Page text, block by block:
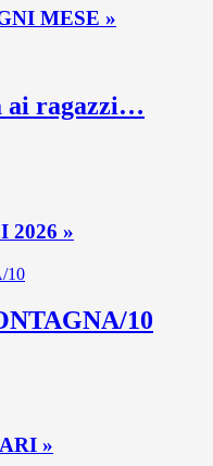
MESE »
ai ragazzi…
2026 »
10
»